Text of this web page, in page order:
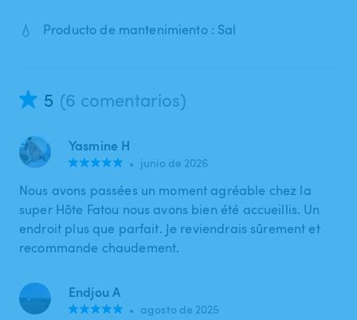
💧
Producto de mantenimiento : Sal
5 (6 comentarios)
Yasmine H
• junio de 2026
Nous avons passées un moment agréable chez la
super Hôte Fatou nous avons bien été accueillis. Un
endroit plus que parfait. Je reviendrais sûrement et
recommande chaudement.
Endjou A
• agosto de 2025